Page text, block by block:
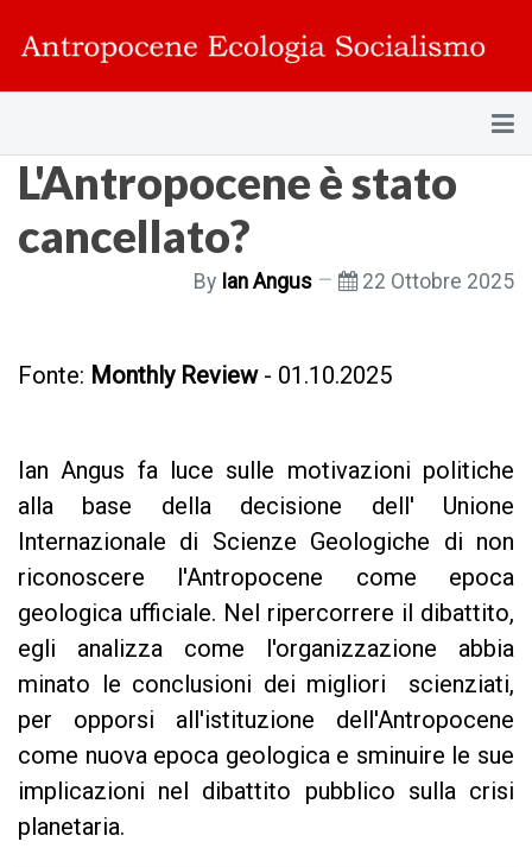
L'Antropocene è stato
cancellato?
By Ian Angus 22 Ottobre 2025
Fonte: Monthly Review- 01.10.2025
Ian Angus fa luce sulle motivazioni politiche
alla base della decisione dell' Unione
Internazionale di Scienze Geologiche di non
riconoscere l'Antropocene come epoca
geologica ufficiale. Nel ripercorrere il dibattito,
egli analizza come l'organizzazione abbia
minato le conclusioni dei migliori scienziati,
per opporsi all'istituzione dell'Antropocene
come nuova epoca geologica e sminuire le sue
implicazioni nel dibattito pubblico sulla crisi
planetaria.